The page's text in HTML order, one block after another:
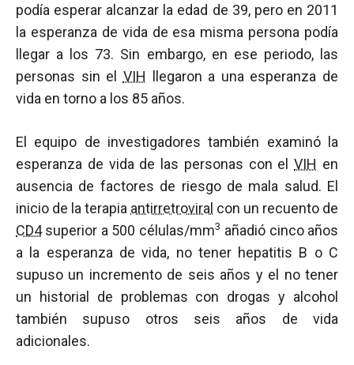
podía esperar alcanzar la edad de 39, pero en 2011
la esperanza de vida de esa misma persona podía
llegar a los 73. Sin embargo, en ese periodo, las
personas sin el VIH llegaron a una esperanza de
vida en torno a los 85 años.
El equipo de investigadores también examinó la
esperanza de vida de las personas con elVIH en
ausencia de factores de riesgo de mala salud. El
inicio de la terapia antirretroviral con un recuento de
CD4superior a 500 células/mm3 añadió cinco años
a la esperanza de vida, no tener hepatitis B o C
supuso un incremento de seis años y el no tener
un historial de problemas con drogas y alcohol
también supuso otros seis años de vida
adicionales.